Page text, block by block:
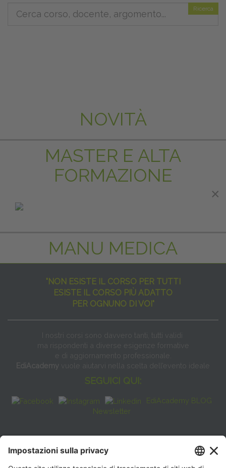
Ricerca
NOVITÀ
MASTER E ALTA
FORMAZIONE
MANU MEDICA
"NON ESISTE IL CORSO PER TUTTI
ESISTE IL CORSO PIÙ ADATTO
PER OGNUNO DI VOI"
I nostri corsi sono davvero tanti, tutti validi
ma rispondenti a diverse esigenze formative
e di aggiornamento professionale.
EdiAcademy vuole aiutarvi nella scelta dell’evento ideale
SEGUICI QUI:
EdiAcademy BLOG
Newsletter
FAQ
×
×